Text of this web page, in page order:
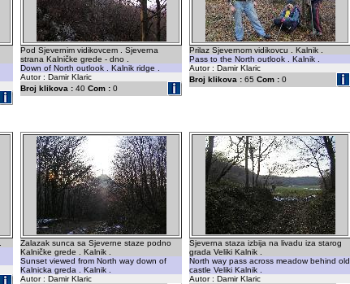
Pod Sjevernim vidikovcem . Sjeverna
strana Kalničke grede - dno .
Down of North outlook . Kalnik ridge .
Autor : Damir Klaric
Broj klikova : 40 Com : 0
Prilaz Sjevernom vidikovcu . Kalnik .
Pass to the North outlook . Kalnik .
Autor : Damir Klaric
Broj klikova : 65 Com : 0
Zalazak sunca sa Sjeverne staze podno
Kalničke grede . Kalnik .
Sunset viewed from North way down of
Kalnicka greda . Kalnik .
Autor : Damir Klaric
Sjeverna staza izbija na livadu iza starog
grada Veliki Kalnik .
North way pass across meadow behind old
castle Veliki Kalnik .
Autor : Damir Klaric